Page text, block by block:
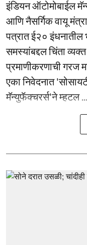
इंडियन ऑटोमोबाईल
आणि नैसर्गिक वायू
पत्रात ई२० इंधनातील
समस्यांबद्दल चिंता
प्रमाणीकरणाची गरज
एका निवेदनात
मॅन्युफॅक्चरर्स'ने म्हटल ...